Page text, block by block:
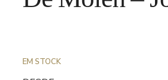
EM STOCK